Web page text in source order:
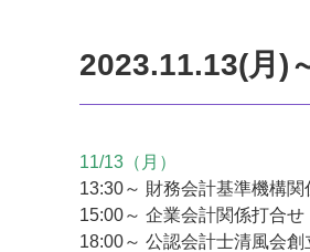
2023.11.13(月)
11/13（月）
13:30～ 財務会計基準機構
15:00～ 企業会計関係打合
18:00～ 公認会計士清風会